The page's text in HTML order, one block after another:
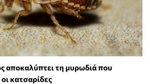
αποκαλύπτει τη μυρωδιά που
οι κατσαρίδες